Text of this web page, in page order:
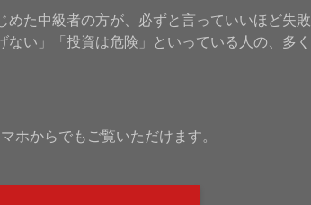
た中級者の方が、必ずと言っていいほど失敗
い」「投資は危険」といっている人の、多く
ホからでもご覧いただけます。